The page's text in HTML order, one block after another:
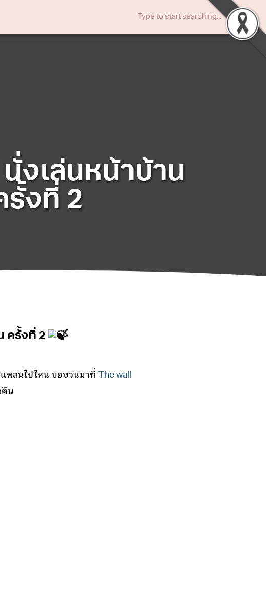
งเล่นหน้าบ้าน
รั้งที่ 2
ครั้งที่ 2
พลนไปไหน ขอชวนมาที่ The wall
น